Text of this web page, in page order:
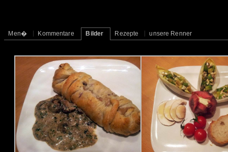
Men� Kommentare Bilder Rezepte unsere Renner